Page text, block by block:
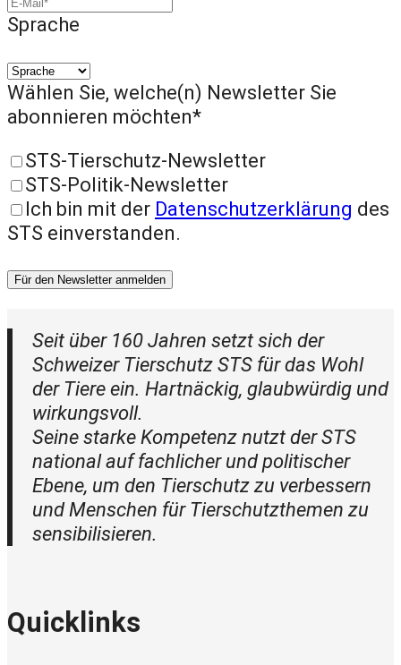
Sprache
Wählen Sie, welche(n) Newsletter Sie
abonnieren möchten*
STS-Tierschutz-Newsletter
STS-Politik-Newsletter
Ich bin mit der Datenschutzerklärung des
STS einverstanden.
Für den Newsletter anmelden
Seit über 160 Jahren setzt sich der
Schweizer Tierschutz STS für das Wohl
der Tiere ein. Hartnäckig, glaubwürdig und
wirkungsvoll.
Seine starke Kompetenz nutzt der STS
national auf fachlicher und politischer
Ebene, um den Tierschutz zu verbessern
und Menschen für Tierschutzthemen zu
sensibilisieren.
Quicklinks